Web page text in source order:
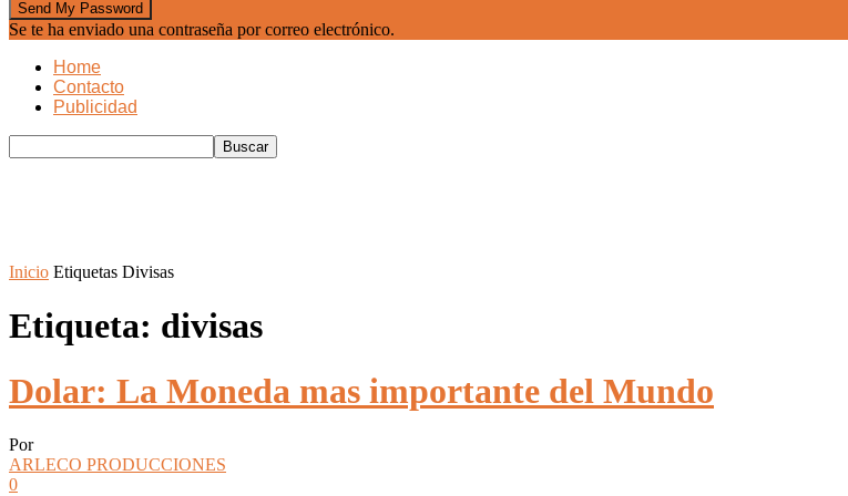
Se te ha enviado una contraseña por correo electrónico.
Home
Contacto
Publicidad
Inicio Etiquetas Divisas
Etiqueta: divisas
Dolar: La Moneda mas importante del Mundo
Por
ARLECO PRODUCCIONES
0